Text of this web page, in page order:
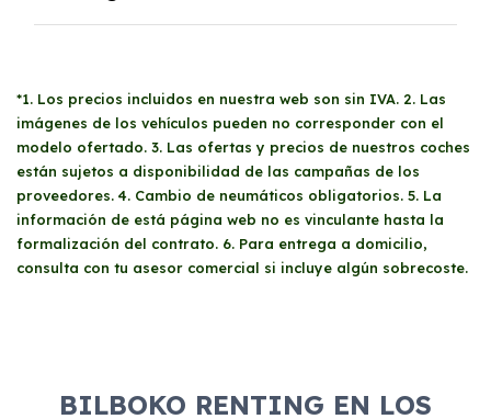
la Renta de las personas físicas del último
ejercicio (Mod. 100), trimestres IVA del año en
curso (Mod. 303), y resumen del IVA del año
anterior (Mod. 390).
Factores como la antigüedad de la empresa o
actividad, solvencia económica y si se está en
alguna lista de deudores (como Asnef)
pueden influir en esta decisión. En algunos
casos, incluso estando en una lista de
deudores, se puede proceder con el renting si
se cuenta con ahorros o garantías
*1. Los precios incluidos en nuestra web son sin IVA. 2. Las
imágenes de los vehículos pueden no corresponder con el
modelo ofertado. 3. Las ofertas y precios de nuestros coches
están sujetos a disponibilidad de las campañas de los
proveedores. 4. Cambio de neumáticos obligatorios. 5. La
información de está página web no es vinculante hasta la
formalización del contrato. 6. Para entrega a domicilio,
consulta con tu asesor comercial si incluye algún sobrecoste.
BILBOKO RENTING EN LOS